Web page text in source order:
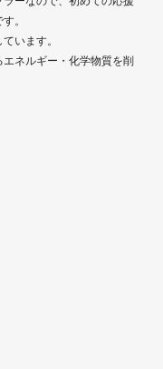
。
います。
ネルギー・化学物質を削